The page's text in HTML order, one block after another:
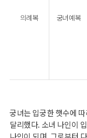
의례복 궁녀예복
궁녀는 입궁한 햇수에
달리했다. 소녀 나인이